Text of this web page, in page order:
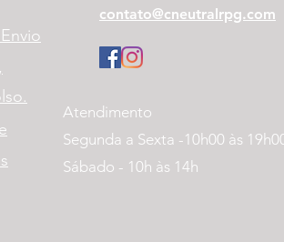
contato@cneutralrpg.com
Atendimento
Segunda a Sexta -10h00 às
Sábado - 10h às 14h